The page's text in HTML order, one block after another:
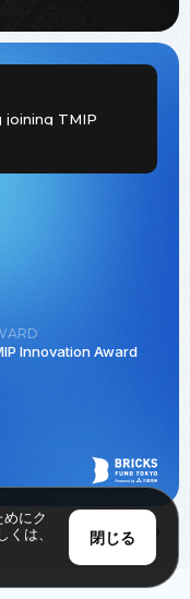
TMIP
Innovation Award
Back to Top
にク
は、
閉じる